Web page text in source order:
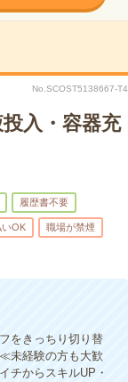
No.SCOST5138667-T4
入・容器充
履歴書不要
いOK 職場が禁煙
をきっちり切り替
未経験の方も大歓
チからスキルUP・